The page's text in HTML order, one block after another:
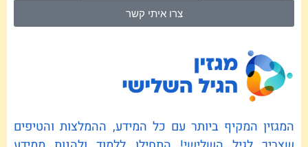
צרו איתי קשר
המגזין המקיף ביותר עם כל המידע, ההמלצות והטיפים